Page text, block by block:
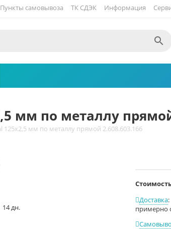
Пункты самовывоза ТК СДЭК Информация

мм по металлу
мм по металлу прямой 2.608.603.166
14 дн.
Доставка:
примерно